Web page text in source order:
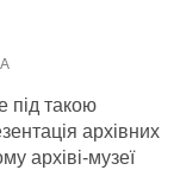
під такою
архівних
архіві-музеї